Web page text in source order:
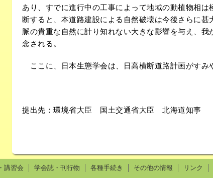
あり、すでに進行中の工事によって地域の動植物相
断すると、本道路建設による自然破壊は今後さらに
脈の貴重な自然に計り知れない大きな影響を与え、
念される。
ここに、日本生態学会は、日高横断道路計画がすみ
提出先：環境省大臣 国土交通省大臣 北海道知事
講習会 学会誌・刊行物 各種手続き その他の情報 リンク